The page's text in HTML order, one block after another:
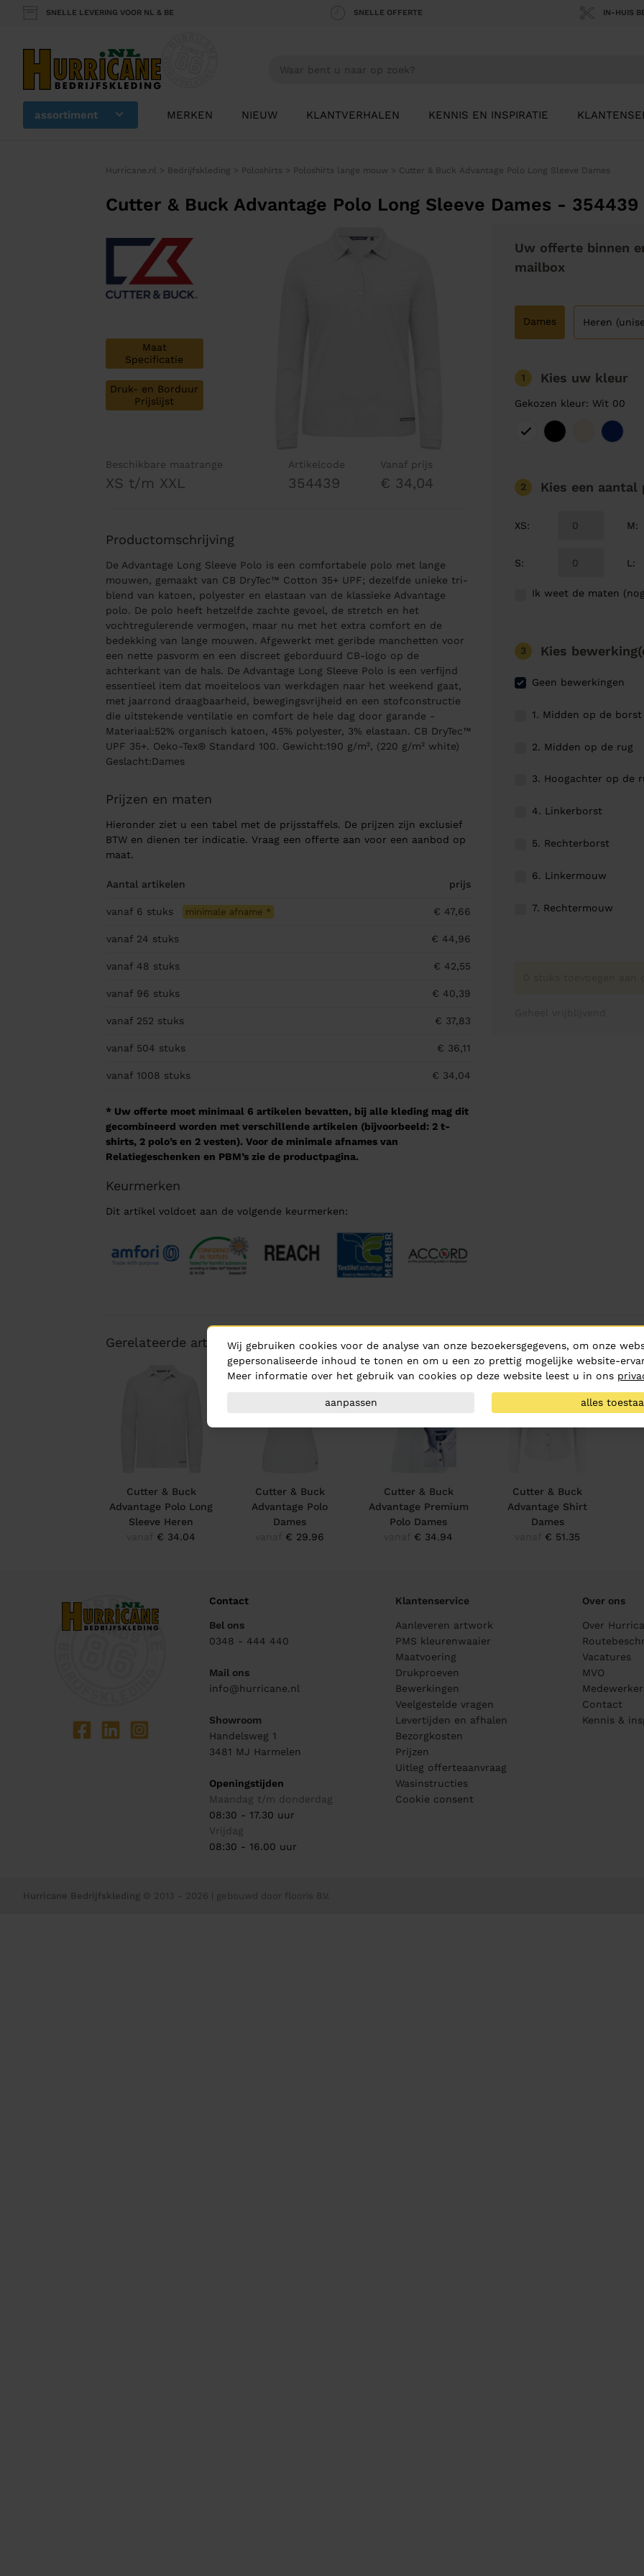
SNELLE LEVERING VOOR NL & BE SNELLE OFFERTE IN-HUIS
assortiment MERKEN NIEUW KLANTVERHALEN KENNIS EN INSPIRATIE
Hurricane.nl > Bedrijfskleding > Poloshirts > Poloshirts lange mouw > Cutter & Buck Advantage Polo Long Sleeve Dames
Cutter & Buck Advantage Polo Long Sleeve Dames - 354439
Maat
Specificatie
Druk- en Borduur
Prijslijst
Beschikbare maatrange
XS t/m XXL
Artikelcode
354439
Vanaf prijs
€ 34,04
Productomschrijving
De Advantage Long Sleeve Polo is een comfortabele polo met lange
mouwen, gemaakt van CB DryTec™ Cotton 35+ UPF; dezelfde unieke tri-
blend van katoen, polyester en elastaan van de klassieke Advantage
polo. De polo heeft hetzelfde zachte gevoel, de stretch en het
vochtregulerende vermogen, maar nu met het extra comfort en de
bedekking van lange mouwen. Afgewerkt met geribde manchetten voor
een nette pasvorm en een discreet geborduurd CB-logo op de
achterkant van de hals. De Advantage Long Sleeve Polo is een verfijnd
essentieel item dat moeiteloos van werkdagen naar het weekend gaat,
met jaarrond draagbaarheid, bewegingsvrijheid en een stofconstructie
die uitstekende ventilatie en comfort de hele dag door garande -
Materiaal:52% organisch katoen, 45% polyester, 3% elastaan. CB DryTec™
UPF 35+. Oeko-Tex® Standard 100. Gewicht:190 g/m², (220 g/m² white)
Geslacht:Dames
Prijzen en maten
Hieronder ziet u een tabel met de prijsstaffels. De prijzen zijn exclusief
BTW en dienen ter indicatie. Vraag een offerte aan voor een aanbod op
maat.
Aantal artikelen prijs
vanaf 6 stuks minimale afname * € 47,66
vanaf 24 stuks € 44,96
vanaf 48 stuks € 42,55
vanaf 96 stuks € 40,39
vanaf 252 stuks € 37,83
vanaf 504 stuks € 36,11
vanaf 1008 stuks € 34,04
* Uw offerte moet minimaal 6 artikelen bevatten, bij alle kleding mag dit
gecombineerd worden met verschillende artikelen (bijvoorbeeld: 2 t-
shirts, 2 polo’s en 2 vesten). Voor de minimale afnames van
Relatiegeschenken en PBM’s zie de productpagina.
Keurmerken
Dit artikel voldoet aan de volgende keurmerken:
Uw offerte binnen
mailbox
Dames Heren
1 Kies uw kleur
Gekozen kleur: Wit 00
2 Kies een aantal
XS:
S:
M:
L :
Ik weet de maten
3 Kies
Geen bewerkingen
1. Midden op de borst
2. Midden op de rug
3. Hoogachter op de
4. Linkerborst
5. Rechterborst
6. Linkermouw
7. Rechtermouw
Gerelateerde artikelen
Cutter & Buck
Advantage Polo Long
Sleeve Heren
€ 34.04
Cutter & Buck
Advantage Polo
Dames
€ 29.96
Cutter & Buck
Advantage Premium
Polo Dames
€ 34.94
Cutter & Buck
Advantage Shirt
Dames
€ 51.35
Contact
Bel ons
0348 - 444 440
Mail ons
info@hurricane.nl
Showroom
Handelsweg 1
3481 MJ Harmelen
Openingstijden
Maandag t/m donderdag
08:30 - 17.30 uur
Vrijdag
08:30 - 16.00 uur
Klantenservice
Aanleveren artwork
PMS kleurenwaaier
Maatvoering
Drukproeven
Bewerkingen
Veelgestelde vragen
Levertijden en afhalen
Bezorgkosten
Prijzen
Uitleg offerteaanvraag
Wasinstructies
Cookie consent
Over ons
Over
Vacatures
MVO
Contact
Kennis &
Hurricane Bedrijfskleding © 2013 - 2026 | gebouwd door flooris B.V.
Wij gebruiken cookies voor de analyse van onze bezoekersgegevens, om onze
gepersonaliseerde inhoud te tonen en om u een zo prettig mogelijke website-
Meer informatie over het gebruik van cookies op deze website leest u in ons
aanpassen alles